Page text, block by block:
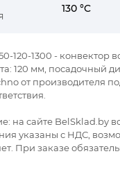
130 °C
120-1300 - конвектор
120 мм, посадочный
от производителя
на сайте BelSklad.by
указаны с НДС,
При заказе